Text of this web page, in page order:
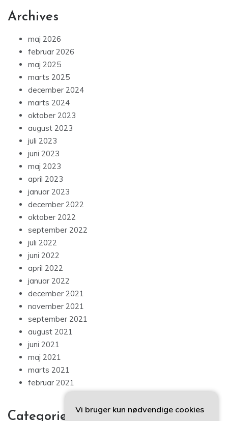
Archives
maj 2026
februar 2026
maj 2025
marts 2025
december 2024
marts 2024
oktober 2023
august 2023
juli 2023
juni 2023
maj 2023
april 2023
januar 2023
december 2022
oktober 2022
september 2022
juli 2022
juni 2022
april 2022
januar 2022
december 2021
november 2021
september 2021
august 2021
juni 2021
maj 2021
marts 2021
februar 2021
Categories
Vi bruger kun nødvendige cookies